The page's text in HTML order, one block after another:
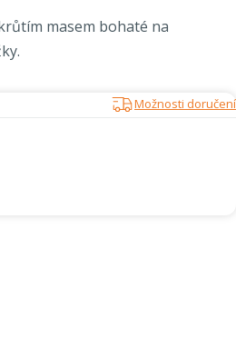
masem bohaté na
Možnosti doručení